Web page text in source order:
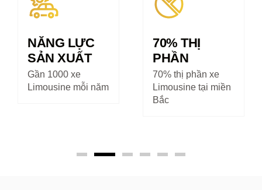
NĂNG LỰC
SẢN XUẤT
Gần 1000 xe
Limousine mỗi năm
70% THỊ
PHẦN
70% thị phần xe
Limousine tại miền
Bắc